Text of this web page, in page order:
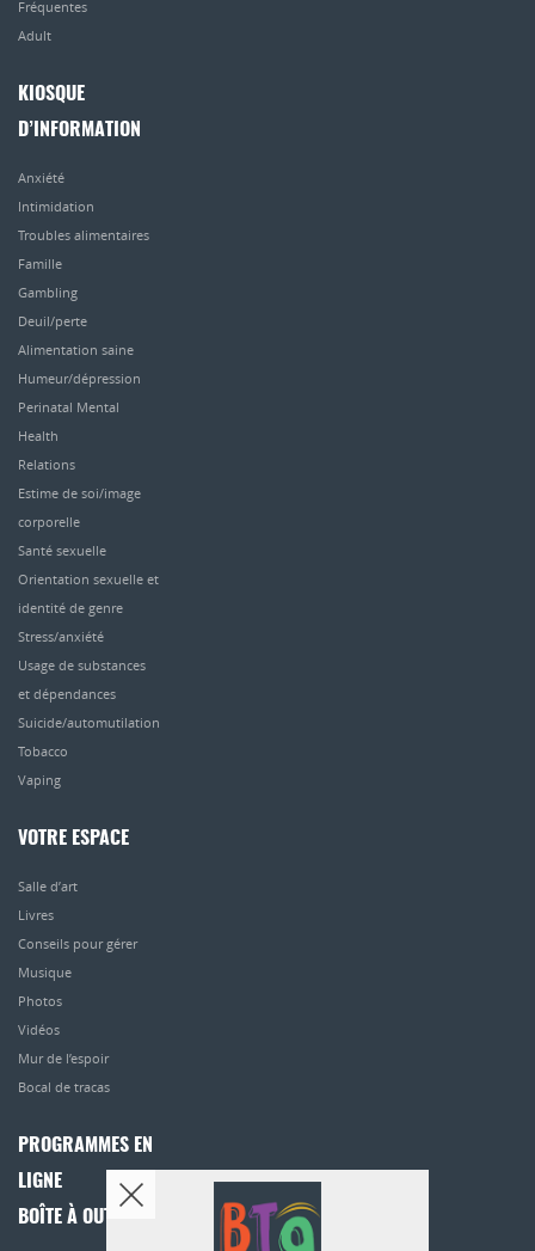
Fréquentes
Adult
KIOSQUE
D’INFORMATION
Anxiété
Intimidation
Troubles alimentaires
Famille
Gambling
Deuil/perte
Alimentation saine
Humeur/dépression
Perinatal Mental
Health
Relations
Estime de soi/image
corporelle
Santé sexuelle
Orientation sexuelle et
identité de genre
Stress/anxiété
Usage de substances
et dépendances
Suicide/automutilation
Tobacco
Vaping
VOTRE ESPACE
Salle d’art
Livres
Conseils pour gérer
Musique
Photos
Vidéos
Mur de l’espoir
Bocal de tracas
PROGRAMMES EN
LIGNE
BOÎTE À OUTILS